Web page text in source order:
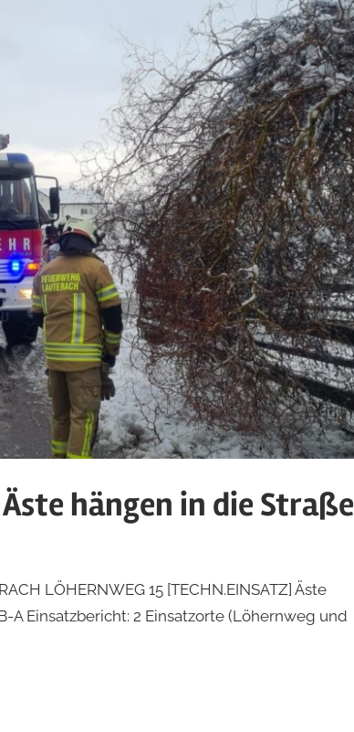
hängen in die Straße
LÖHERNWEG 15 [TECHN.EINSATZ] Äste
A Einsatzbericht: 2 Einsatzorte (Löhernweg und